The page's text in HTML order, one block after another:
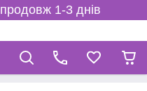
1-3 днів